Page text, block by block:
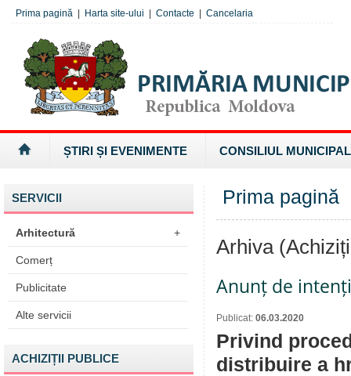
Prima pagină Harta site-ului Contacte Cancelaria
ȘTIRI ȘI EVENIMENTE CONSILIUL MUNICIPAL
SERVICII
Arhitectură +
Comerț
Publicitate
Alte servicii
ACHIZIȚII PUBLICE
Prima pagină
Arhiva
Anunț de
Publicat: 06.03.2020
Privind
distribuire a